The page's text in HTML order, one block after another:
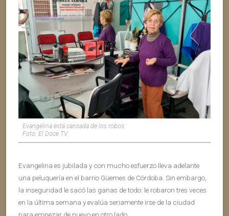
Evangelina está cansada de los robos
Foto: El Doce TV
Evangelina es jubilada y con mucho esfuerzo lleva adelante
una peluquería en el barrio Güemes de Córdoba. Sin embargo,
la inseguridad le sacó las ganas de todo: le robaron tres veces
en la última semana y evalúa seriamente irse de la ciudad